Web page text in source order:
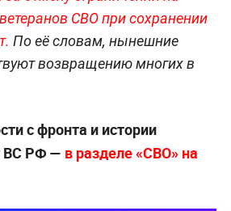
СВО при сохранении
По её словам, нынешние
возвращению многих в
с фронта и истории
ВС РФ — в разделе «СВО» на